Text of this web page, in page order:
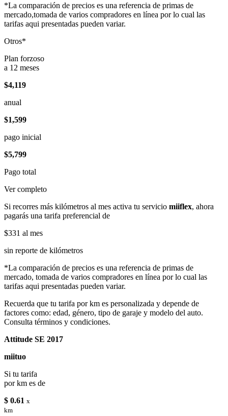
*La comparación de precios es una referencia de primas de
mercado,tomada de varios compradores en línea por lo cual las
tarifas aqui presentadas pueden variar.
Otros*
Plan forzoso
a 12 meses
$4,119
anual
$1,599
pago inicial
$5,799
Pago total
Ver completo
Si recorres más kilómetros al mes activa tu servicio miiflex, ahora
pagarás una tarifa preferencial de
$331 al mes
sin reporte de kilómetros
*La comparación de precios es una referencia de primas de
mercado, tomada de varios compradores en línea por lo cual las
tarifas aqui presentadas pueden variar.
Recuerda que tu tarifa por km es personalizada y depende de
factores como: edad, género, tipo de garaje y modelo del auto.
Consulta términos y condiciones.
Attitude SE 2017
miituo
Si tu tarifa
por km es de
$ 0.61 x
km